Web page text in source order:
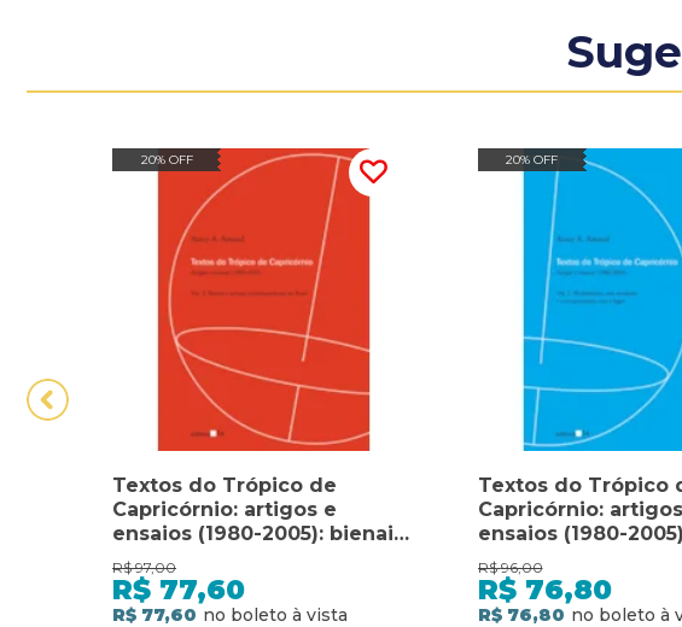
20% OFF
Textos do Trópico de
Capricórnio: artigos e
ensaios (1980-2005): bienais
e artistas contemporâneos
no Brasil
R$ 97,00
R$ 77,60
R$ 77,60
20% OFF
Textos do Trópico
Capricórnio:
ensaios (1980-
Modernismo, arte
e o compromisso
lugar
R$ 96,00
R$ 76,80
R$ 76,80